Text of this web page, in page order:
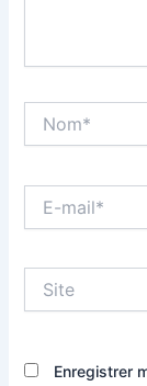
mail*
Enregistrer